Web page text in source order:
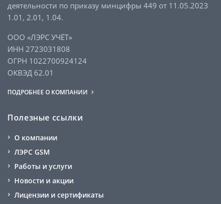
деятельности по приказу минцифры 449 от 11.05.2023
1.01, 2.01, 1.04.
ООО «ЛЭРС УЧЁТ»
ИНН 2723031808
ОГРН 1022700924124
ОКВЭД 62.01
ПОДРОБНЕЕ О КОМПАНИИ
Полезные ссылки
О компании
ЛЭРС GSM
Работы и услуги
Новости и акции
Лицензии и сертификаты